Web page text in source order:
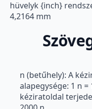
hüvelyk {inch}
4,2164 mm
n (betűhely): A
alapegysége: 1 n =
kéziratoldal